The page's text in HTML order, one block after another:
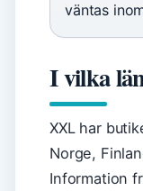
väntas
I vilka
XXL har
Norge,
Information